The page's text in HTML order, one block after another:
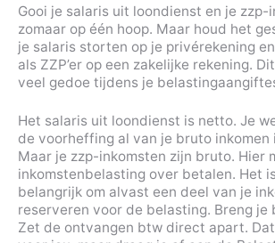
Gooi je salaris uit loondienst en je zzp-
zomaar op één hoop. Maar houd het
je salaris storten op je privérekening
als ZZP’er op een zakelijke rekening.
veel gedoe tijdens je
Het salaris uit loondienst is netto. Je
de voorheffing al van je bruto inkomen
Maar je zzp-inkomsten zijn bruto. Hier
inkomstenbelasting over betalen. Het
belangrijk om alvast een deel van je
reserveren voor de belasting. Breng je
Zet de ontvangen btw direct apart.